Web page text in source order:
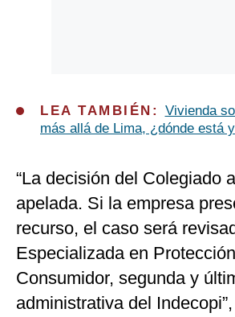
LEA TAMBIÉN: Vivienda
más allá de Lima, ¿dónde está
“La decisión del Colegiado
apelada. Si la empresa
recurso, el caso será
Especializada en
Consumidor, segunda y
administrativa del